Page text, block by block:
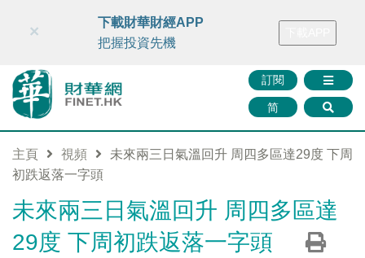
財華智庫網 FINTV FINMETA 財華證券 媒體矩陣
訂閱
简
×
下載財華財經APP
把握投資先機
主頁 視頻
未來兩三日氣溫回升 周四多區達29度 下周
初跌返落一字頭
未來兩三日氣溫回升 周四多區達
29度 下周初跌返落一字頭